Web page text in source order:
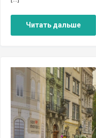
Читать дальше